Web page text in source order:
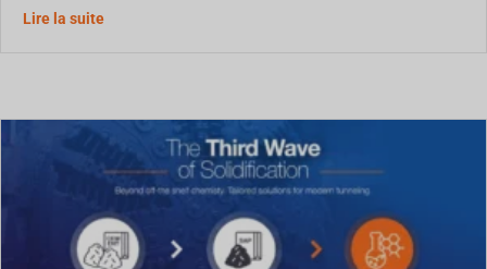
Lire la suiteÀ propos de l'élimination des déchets des HDD en